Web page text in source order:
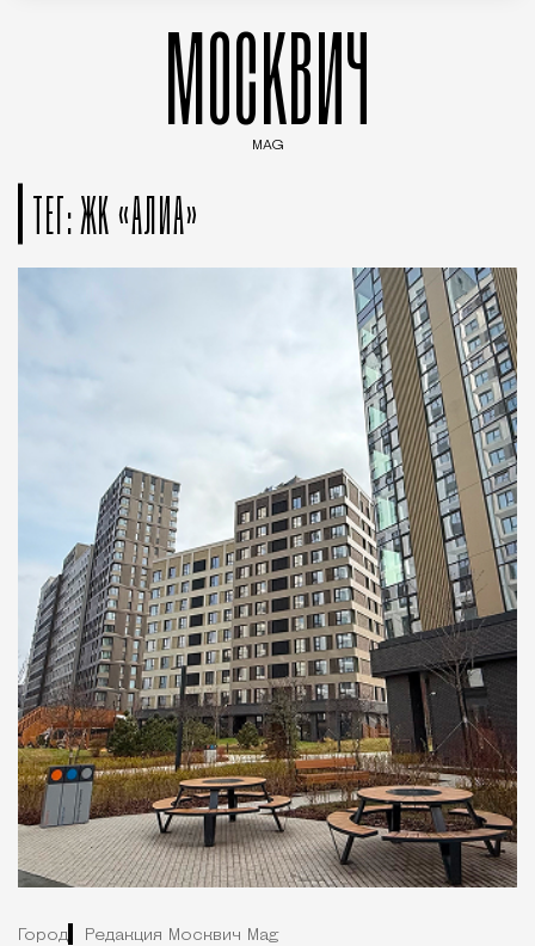
МОСКВИЧ
MAG
ТЕГ: ЖК «АЛИА»
Город Редакция Москвич Mag